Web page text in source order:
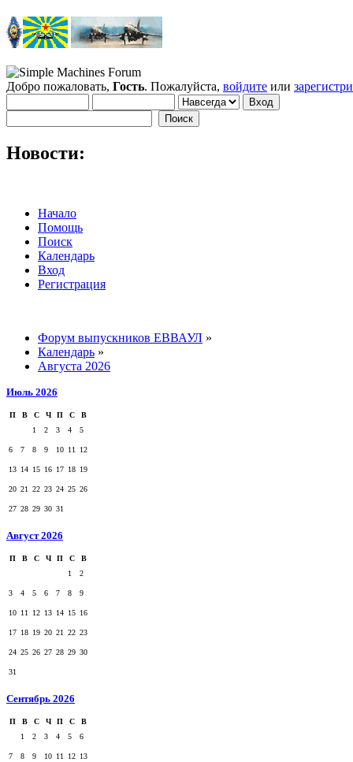
Добро пожаловать, Гость. Пожалуйста, войдите или
Новости:
Начало
Помощь
Поиск
Календарь
Вход
Регистрация
Форум выпускников ЕВВАУЛ »
Календарь »
Августа 2026
Июль 2026
П В С Ч П С
В
1
2 3 4 5
6 7 8 9 10 11 12
13 14 15 16 17 18 19
20 21 22 23 24 25 26
27 28 29 30 31
Август 2026
П В С Ч П С
В
1
2
3 4 5 6 7 8 9
10 11 12 13 14 15 16
17 18 19 20 21 22 23
24 25 26 27 28 29 30
31
Сентябрь 2026
П В С Ч П С
В
1
2 3 4 5 6
7 8 9 10 11 12 13